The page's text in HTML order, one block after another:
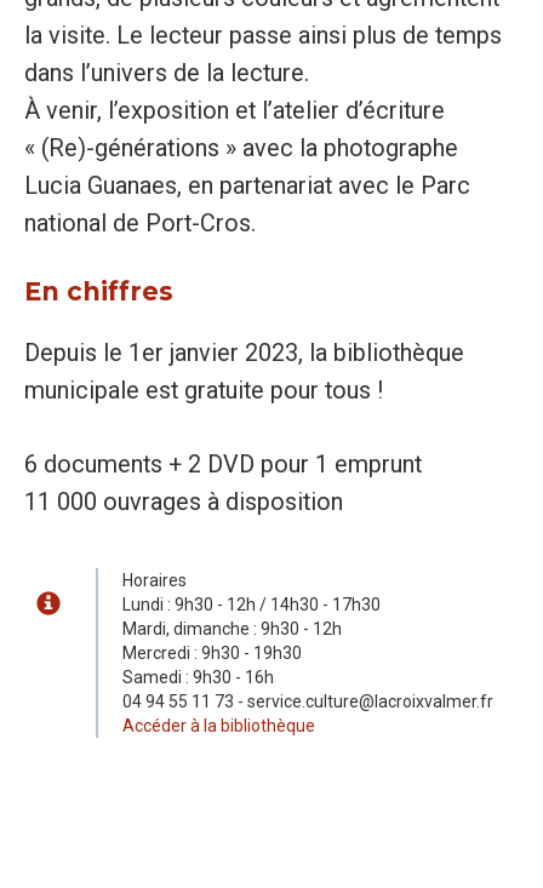
la visite. Le lecteur passe ainsi plus de temps
dans l’univers de la lecture.
À venir, l’exposition et l’atelier d’écriture
« (Re)-générations » avec la photographe
Lucia Guanaes, en partenariat avec le Parc
national de Port-Cros.
En chiffres
Depuis le 1er janvier 2023, la bibliothèque
municipale est gratuite pour tous !
6 documents + 2 DVD pour 1 emprunt
11 000 ouvrages à disposition
Horaires
Lundi : 9h30 - 12h / 14h30 - 17h30
Mardi, dimanche : 9h30 - 12h
Mercredi : 9h30 - 19h30
Samedi : 9h30 - 16h
04 94 55 11 73 - service.culture@lacroixvalmer.fr
Accéder à la bibliothèque